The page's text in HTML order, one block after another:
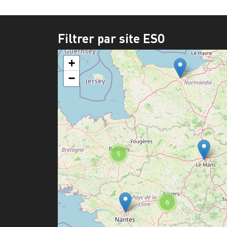
Filtrer par site ESO
6
5
+
−